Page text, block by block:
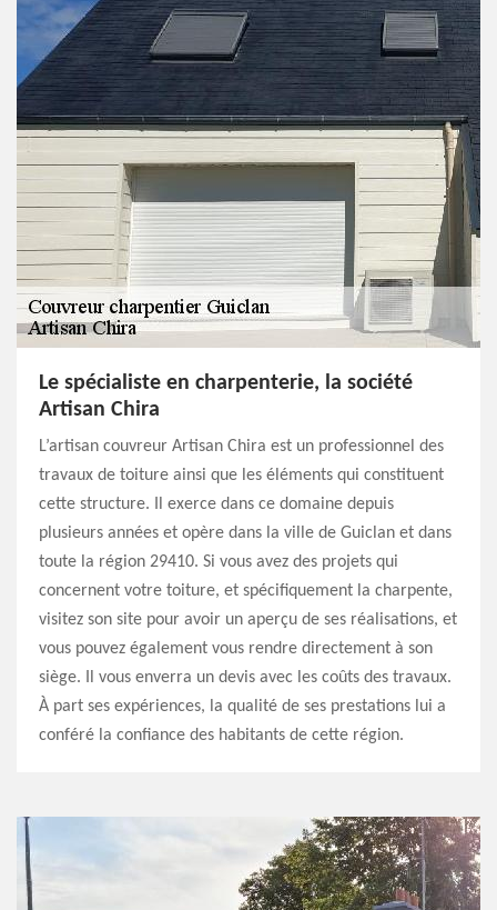
Le spécialiste en charpenterie, la société
Artisan Chira
L’artisan couvreur Artisan Chira est un professionnel des
travaux de toiture ainsi que les éléments qui constituent
cette structure. Il exerce dans ce domaine depuis
plusieurs années et opère dans la ville de Guiclan et dans
toute la région 29410. Si vous avez des projets qui
concernent votre toiture, et spécifiquement la charpente,
visitez son site pour avoir un aperçu de ses réalisations, et
vous pouvez également vous rendre directement à son
siège. Il vous enverra un devis avec les coûts des travaux.
À part ses expériences, la qualité de ses prestations lui a
conféré la confiance des habitants de cette région.